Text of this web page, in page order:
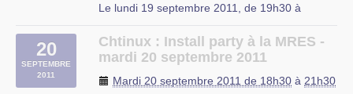
UFJ
Lille
Le lundi 19 septembre 2011, de 19h30 à
À Lille, Nord-Pas-de-Calais
Description
Nord-Pas de Calais (CLX), en partenariat avec
20
SEPTEMBRE
2011
Chtinux : Install party à la MRES -
mardi 20 septembre 2011
Mardi 20 septembre 2011 de 18h30 à 21h30